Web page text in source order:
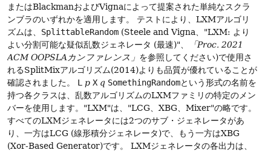
またはBlackmanおよびVignaによって提案された単純なスクラ
ンブラのいずれかを適用します。
テストにより、LXMアルゴリ
ズムは、 SplittableRandom (Steele and Vigna、"LXM: より
よい分割可能な疑似乱数ジェネレータ (最速)"、
「Proc. 2021
ACM OOPSLAカンファレンス」 を参照してください)で使用さ
れるSplitMixアルゴリズム(2014)よりも品質が優れていることが
確認されました。
L p X q SomethingRandomという形式の名前を
持つ各クラスは、乱数アルゴリズムのLXMファミリの特定のメン
バーを使用します。"LXM"は、"LCG、XBG、Mixer"の略です。
すべてのLXMジェネレータには2つのサブ・ジェネレータがあ
り、一方はLCG (線形積分ジェネレータ)で、もう一方はXBG
(Xor-Based Generator)です。
LXMジェネレータの各出力は、